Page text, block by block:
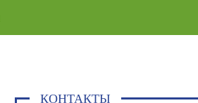
КОНТАКТЫ